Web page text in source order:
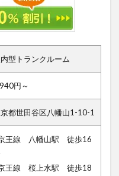
型トランクルーム
円～
都世田谷区八幡山1-10-1
王線 八幡山駅 徒歩16
王線 桜上水駅 徒歩18